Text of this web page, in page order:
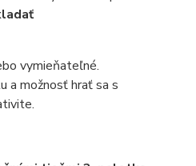
vymieňateľné.
a možnosť hrať sa s